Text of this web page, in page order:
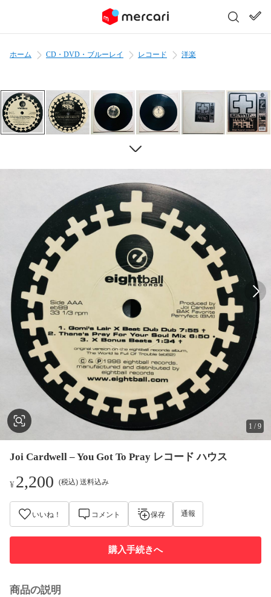
ホーム CD・DVD・ブルーレイ レコード 洋楽
1 /9
Joi Cardwell – You Got To Pray レコード ハウス
¥2,200 (税込) 送料込み
いいね！ コメント 保存 通報
購入手続きへ
商品の説明